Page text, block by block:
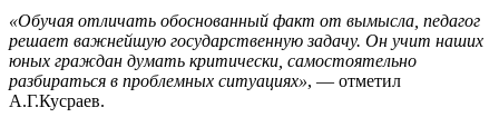
«Обучая отличать обоснованный факт от вымысла, педагог
решает важнейшую государственную задачу. Он учит наших
юных граждан думать критически, самостоятельно
разбираться в проблемных ситуациях», — отметил
А.Г.Кусраев.